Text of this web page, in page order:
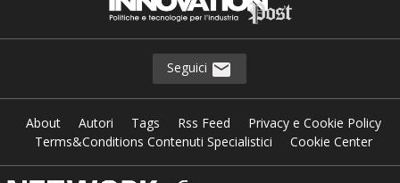
Seguici
About Autori Tags Rss Feed
Privacy e Cookie Policy
Terms&Conditions Contenuti Specialistici
Cookie Center